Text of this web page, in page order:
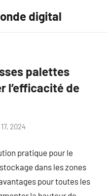
digital
palettes
l’efficacité de
2024
pratique pour le
dans les zones
pour toutes les